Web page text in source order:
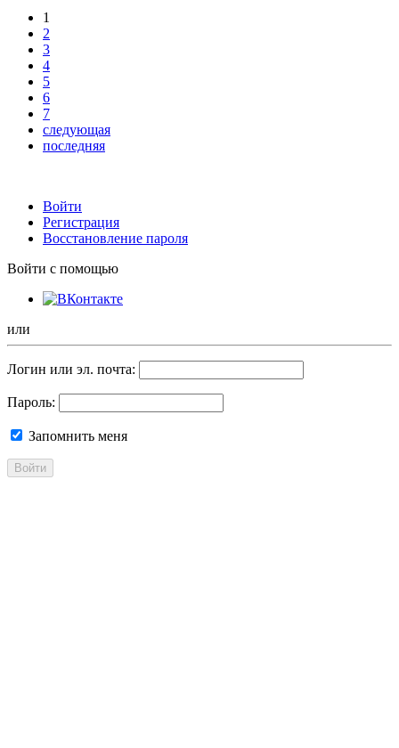
1
2
3
4
5
6
7
следующая
последняя
Войти
Регистрация
Восстановление пароля
Войти с помощью
или
Логин или эл. почта:
Пароль:
Запомнить меня
Войти